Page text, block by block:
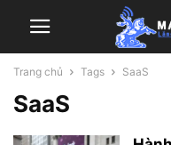
Trang chủ Tags SaaS
SaaS